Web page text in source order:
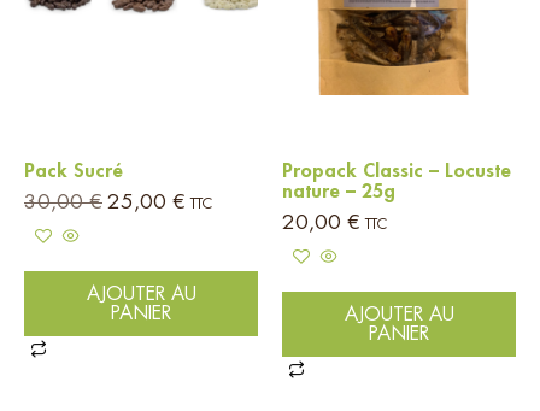
Pack Sucré
30,00€ 25,00 € TTC
AJOUTER AU
PANIER
Propack Classic – Locuste
nature – 25g
20,00 € TTC
AJOUTER AU
PANIER